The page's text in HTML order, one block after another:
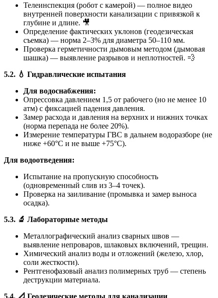
Телеинспекция (робот с камерой) — полное видео
внутренней поверхности канализации с привязкой к
глубине и длине. 🎥
Определение фактических уклонов (геодезическая
съемка) — норма 2–3% для диаметра 50–110 мм.
Проверка герметичности дымовым методом (дымовая
шашка) — выявление разрывов и неплотностей. 💨
5.2. 💧 Гидравлические испытания
Для водоснабжения:
Опрессовка давлением 1,5 от рабочего (но не менее 10
атм) с фиксацией падения давления.
Замер расхода и давления на верхних и нижних точках
(норма перепада не более 20%).
Измерение температуры ГВС в дальнем водоразборе (не
ниже +60°C и не выше +75°C).
Для водоотведения:
Испытание на пропускную способность
(одновременный слив из 3–4 точек).
Проверка на заиливание (промывка и замер выноса
осадка).
5.3. 🔬 Лабораторные методы
Металлографический анализ сварных швов —
выявление непроваров, шлаковых включений, трещин.
Химический анализ воды и отложений (железо, хлор,
соли жесткости).
Рентгенофазовый анализ полимерных труб — степень
деструкции материала.
5.4. 📐 Геодезические методы для канализации